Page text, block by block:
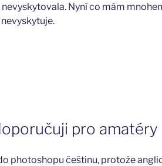
Nyní co mám
pro amatéry
photoshopu češtinu, protože